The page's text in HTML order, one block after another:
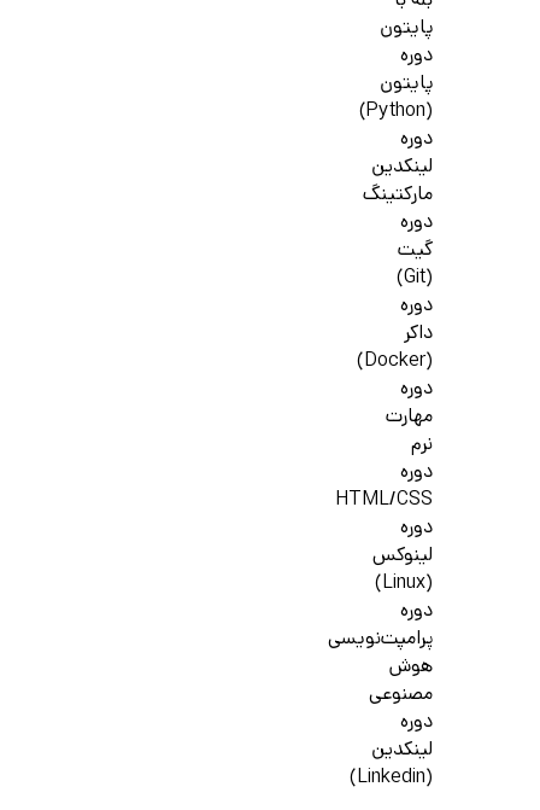
پایتون
دوره
پایتون
(Python)
دوره
لینکدین
مارکتینگ
دوره
گیت
(Git)
دوره
داکر
(Docker)
دوره
مهارت
نرم
دوره
HTML/CSS
دوره
لینوکس
(Linux)
دوره
پرامپت‌نویسی
هوش
مصنوعی
دوره
لینکدین
(Linkedin)